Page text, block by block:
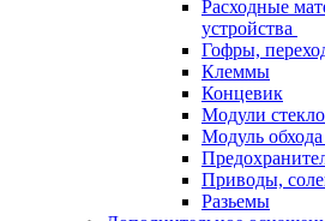
Расходные
устройства
Гофры,
Клеммы
Концевик
Модули
Модуль
Приводы,
Разьемы